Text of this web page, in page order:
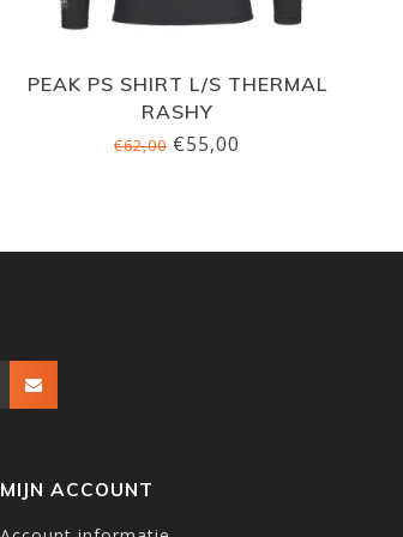
PEAK PS SHIRT L/S THERMAL
RASHY
€62,00€55,00
MIJN ACCOUNT